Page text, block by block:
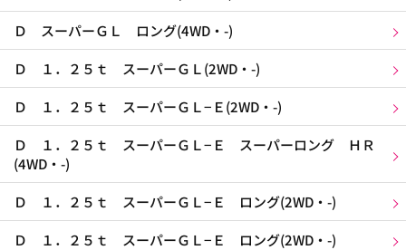
Ｄ スーパーＧＬ ロング(4WD・-)
Ｄ １．２５ｔ スーパーＧＬ(2WD・-)
Ｄ １．２５ｔ スーパーＧＬ−Ｅ(2WD・-)
Ｄ １．２５ｔ スーパーＧＬ−Ｅ スーパーロング ＨＲ
(4WD・-)
Ｄ １．２５ｔ スーパーＧＬ−Ｅ ロング(2WD・-)
Ｄ １．２５ｔ スーパーＧＬ−Ｅ ロング(2WD・-)